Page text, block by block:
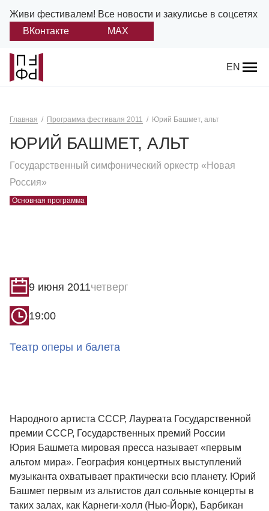
Живи фестивалем! Все новости и закулисье в соцсетях
ВКонтакте
MAX
EN
Назад
Платонов
Положение о фестивале
Учредители и партнеры
Дирекция
Главная Программа фестиваля 2011 Юрий Башмет, альт
ЮРИЙ БАШМЕТ, АЛЬТ
Государственный симфонический оркестр «Новая
Россия»
Основная программа
9 июня 2011четверг
19:00
Театр оперы и балета
Народного артиста СССР, Лауреата Государственной
премии СССР, Государственных премий России
Юрия Башмета мировая пресса называет «первым
альтом мира». География концертных выступлений
музыканта охватывает практически всю планету. Юрий
Башмет первым из альтистов дал сольные концерты в
таких залах, как Карнеги-холл (Нью-Йорк), Барбикан